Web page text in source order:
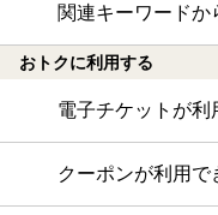
関連キーワードか
おトクに利用する
電子チケットが利
クーポンが利用で